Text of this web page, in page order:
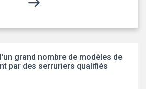
grand nombre de modèles de
par des serruriers qualifiés